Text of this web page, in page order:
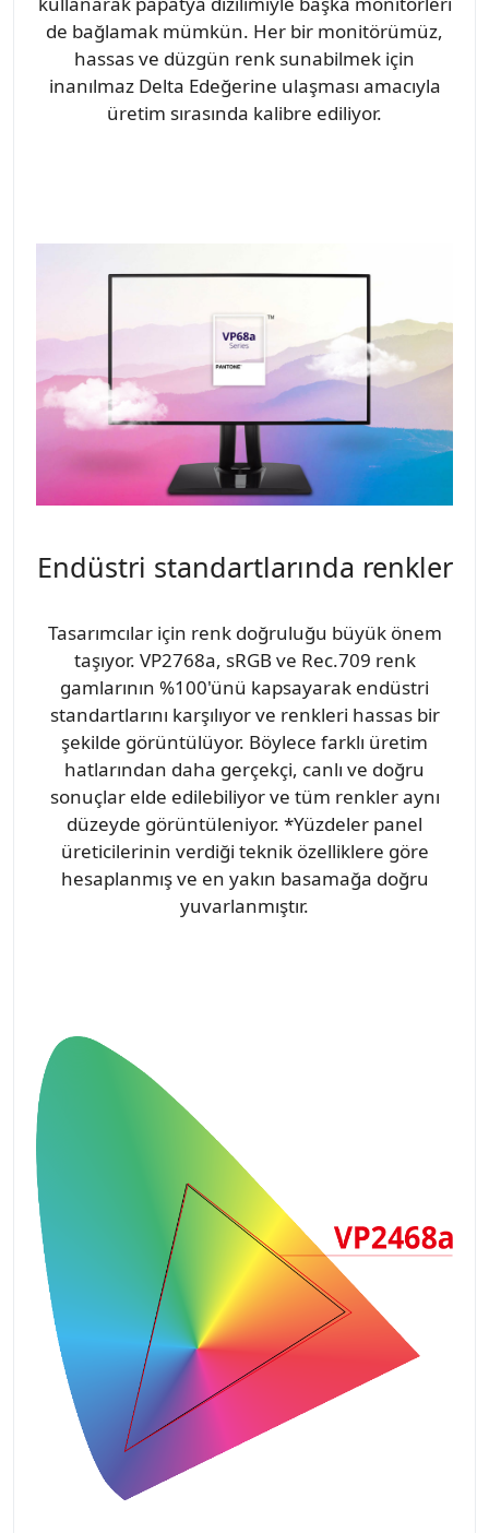
de bağlamak mümkün. Her bir monitörümüz,
hassas ve düzgün renk sunabilmek için
inanılmaz Delta Edeğerine ulaşması amacıyla
üretim sırasında kalibre ediliyor.
Endüstri standartlarında renkler
Tasarımcılar için renk doğruluğu büyük önem
taşıyor. VP2768a, sRGB ve Rec.709 renk
gamlarının %100'ünü kapsayarak endüstri
standartlarını karşılıyor ve renkleri hassas bir
şekilde görüntülüyor. Böylece farklı üretim
hatlarından daha gerçekçi, canlı ve doğru
sonuçlar elde edilebiliyor ve tüm renkler aynı
düzeyde görüntüleniyor. *Yüzdeler panel
üreticilerinin verdiği teknik özelliklere göre
hesaplanmış ve en yakın basamağa doğru
yuvarlanmıştır.